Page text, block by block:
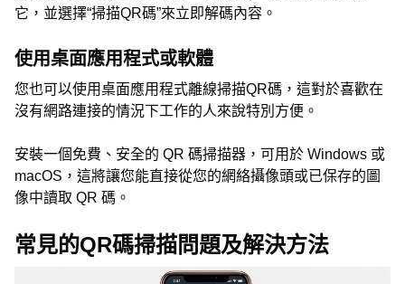
它，並選擇“掃描QR碼”來立即解碼內容。
使用桌面應用程式或軟體
您也可以使用桌面應用程式離線掃描QR碼，這對於喜歡在
沒有網路連接的情況下工作的人來說特別方便。
安裝一個免費、安全的 QR 碼掃描器，可用於 Windows 或
macOS，這將讓您能直接從您的網絡攝像頭或已保存的圖
像中讀取 QR 碼。
常見的QR碼掃描問題及解決方法